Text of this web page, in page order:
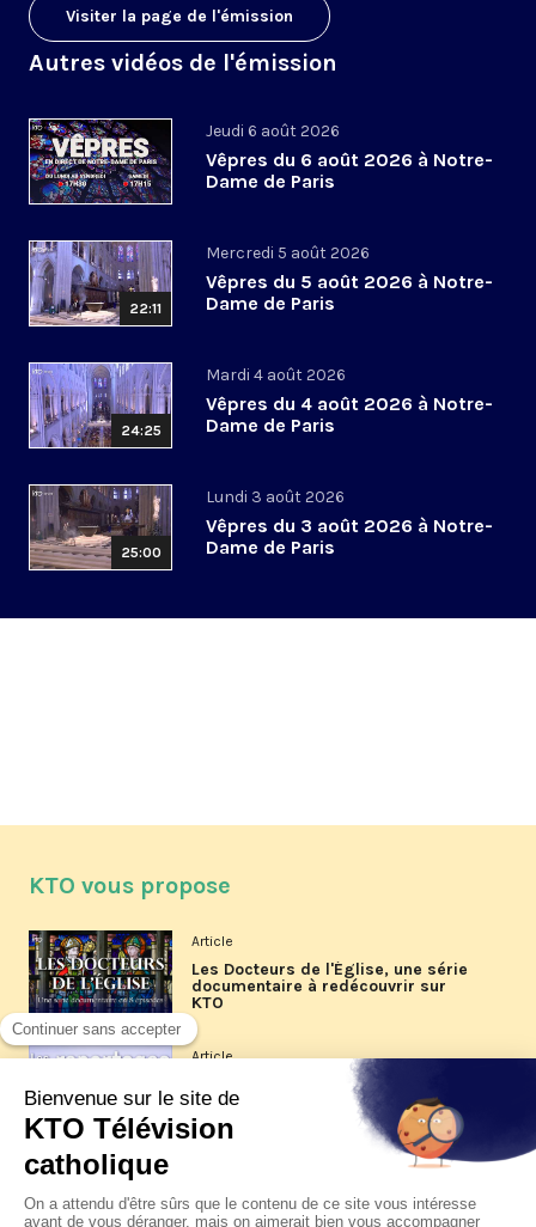
Visiter la page de l'émission
Autres vidéos de l'émission
Jeudi 6 août 2026
Vêpres du 6 août 2026 à Notre-
Dame de Paris
22:11
Mercredi 5 août 2026
Vêpres du 5 août 2026 à Notre-
Dame de Paris
24:25
Mardi 4 août 2026
Vêpres du 4 août 2026 à Notre-
Dame de Paris
25:00
Lundi 3 août 2026
Vêpres du 3 août 2026 à Notre-
Dame de Paris
KTO vous propose
Article
Les Docteurs de l'Église, une série
documentaire à redécouvrir sur
KTO
Article
Les reportages d'été 2026 de KTO
La visite pastorale du pape Léon
XIV à Assise à suivre sur KTO le